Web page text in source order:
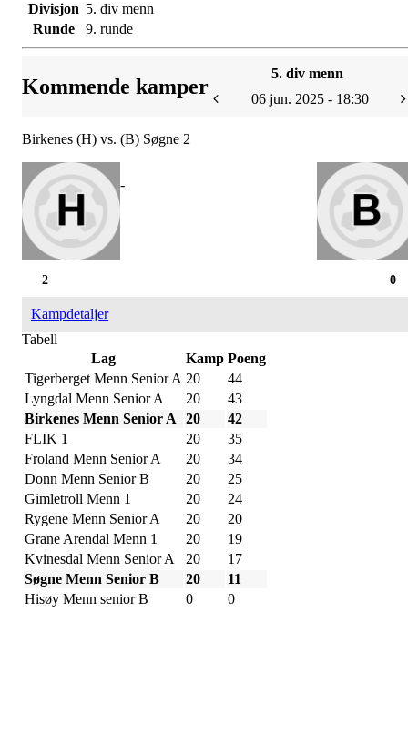
Divisjon 5. div menn
Runde
9. runde
Kommende kamper
5. div menn
06 jun. 2025 - 18:30
Birkenes (H) vs. (B) Søgne 2
-
0
2
Kampdetaljer
Tabell
Lag
Kamp Poeng
Tigerberget Menn Senior A 20
44
Lyngdal Menn Senior A
20
43
Birkenes Menn Senior A
20
42
FLIK 1
20
35
Froland Menn Senior A
20
34
Donn Menn Senior B
20
25
Gimletroll Menn 1
20
24
Rygene Menn Senior A
20
20
Grane Arendal Menn 1
20
19
Kvinesdal Menn Senior A
20
17
Søgne Menn Senior B
20
11
Hisøy Menn senior B
0 0